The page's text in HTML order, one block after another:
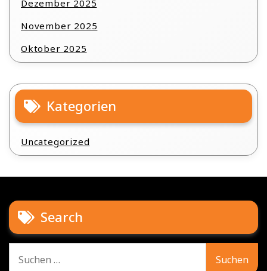
Dezember 2025
November 2025
Oktober 2025
Kategorien
Uncategorized
Search
nach: